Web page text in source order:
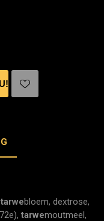
tarwebloem, dextrose,
tarwemoutmeel,